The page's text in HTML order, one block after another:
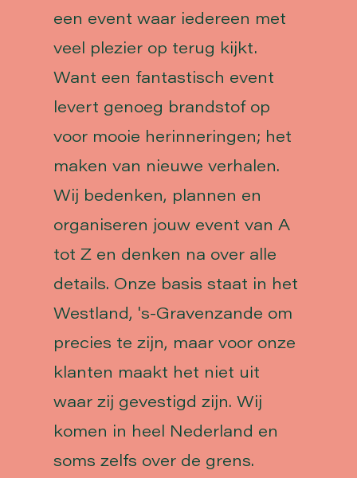
een event waar iedereen met
veel plezier op terug kijkt.
Want een fantastisch event
levert genoeg brandstof op
voor mooie herinneringen; het
maken van nieuwe verhalen.
Wij bedenken, plannen en
organiseren jouw event van A
tot Z en denken na over alle
details. Onze basis staat in het
Westland, 's-Gravenzande om
precies te zijn, maar voor onze
klanten maakt het niet uit
waar zij gevestigd zijn. Wij
komen in heel Nederland en
soms zelfs over de grens.